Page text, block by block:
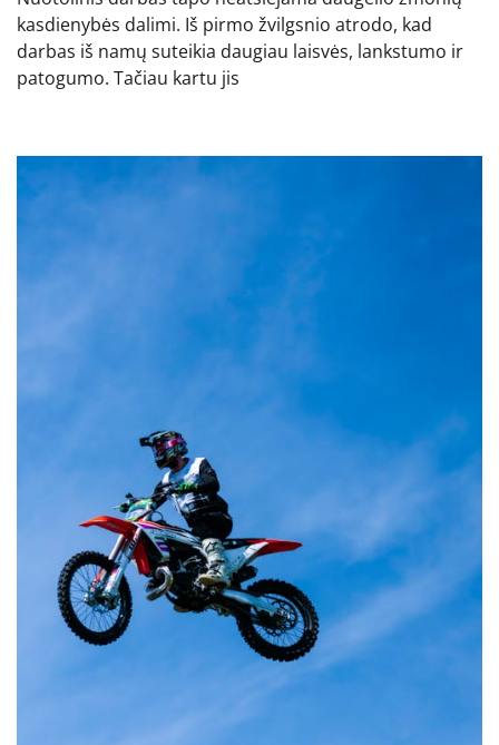
kasdienybės dalimi. Iš pirmo žvilgsnio atrodo, kad
darbas iš namų suteikia daugiau laisvės, lankstumo ir
patogumo. Tačiau kartu jis